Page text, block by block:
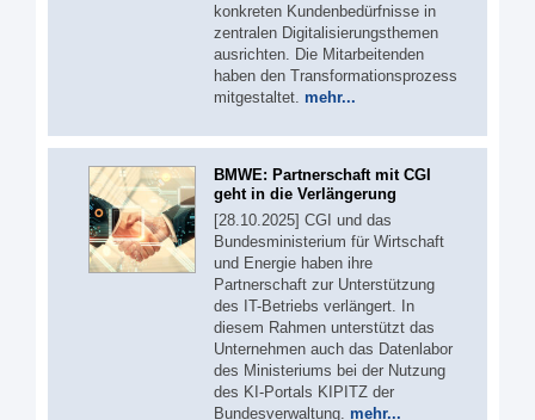
konkreten Kundenbedürfnisse in
zentralen Digitalisierungsthemen
ausrichten. Die Mitarbeitenden
haben den Transformationsprozess
mitgestaltet. mehr...
BMWE: Partnerschaft mit CGI
geht in die Verlängerung
[28.10.2025] CGI und das
Bundesministerium für Wirtschaft
und Energie haben ihre
Partnerschaft zur Unterstützung
des IT-Betriebs verlängert. In
diesem Rahmen unterstützt das
Unternehmen auch das Datenlabor
des Ministeriums bei der Nutzung
des KI-Portals KIPITZ der
Bundesverwaltung. mehr...